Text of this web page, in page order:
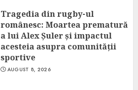
Tragedia din rugby-ul
românesc: Moartea prematură
a lui Alex Șuler și impactul
acesteia asupra comunității
sportive
AUGUST 8, 2026